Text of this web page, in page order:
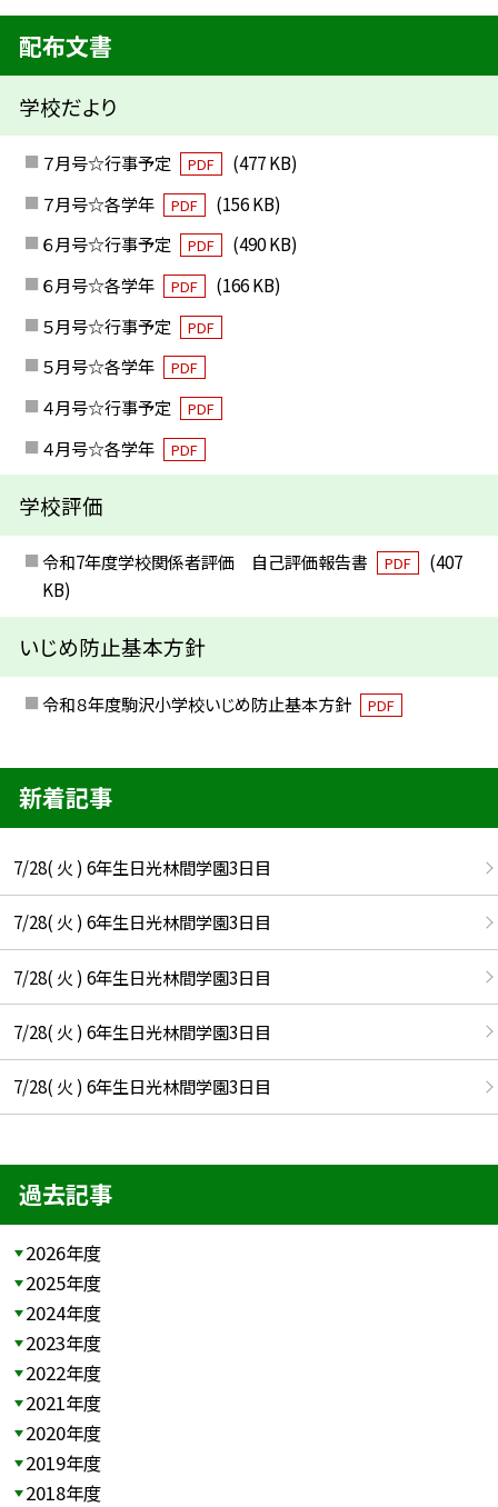
配布文書
学校だより
７月号☆行事予定 PDF
(477 KB)
７月号☆各学年
PDF
(156 KB)
６月号☆行事予定
PDF
(490 KB)
６月号☆各学年
PDF
(166 KB)
５月号☆行事予定
PDF
５月号☆各学年 PDF
４月号☆行事予定 PDF
４月号☆各学年 PDF
学校評価
令和7年度学校関係者評価 自己評価報告書 PDF
(407
KB)
いじめ防止基本方針
令和８年度駒沢小学校いじめ防止基本方針 PDF
新着記事
7/28( 火 ) 6年生日光林間学園3日目
7/28( 火 ) 6年生日光林間学園3日目
7/28( 火 ) 6年生日光林間学園3日目
7/28( 火 ) 6年生日光林間学園3日目
7/28( 火 ) 6年生日光林間学園3日目
過去記事
2026年度
2025年度
2024年度
2023年度
2022年度
2021年度
2020年度
2019年度
2018年度